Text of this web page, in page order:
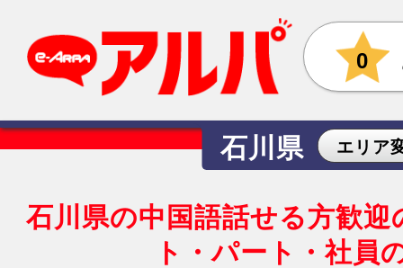
0
石川県 エリア
石川県の中国語話せる方歓
ト・パート・社員